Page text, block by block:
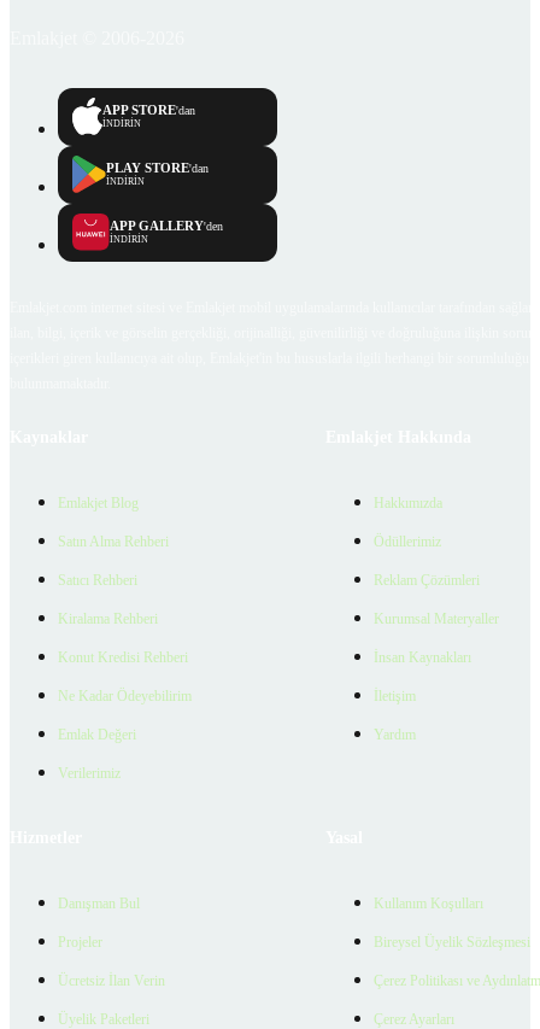
APP STORE'dan
İNDİRİN
PLAY STORE'dan
İNDİRİN
APP GALLERY'den
İNDİRİN
Emlakjet Blog
Satın Alma Rehberi
Satıcı Rehberi
Kiralama Rehberi
Konut Kredisi Rehberi
Ne Kadar Ödeyebilirim
Emlak Değeri
Verilerimiz
Hakkımızda
Ödüllerimiz
Reklam Çözümleri
Kurumsal Materyaller
İnsan Kaynakları
İletişim
Yardım
Danışman Bul
Projeler
Ücretsiz İlan Verin
Üyelik Paketleri
Kullanım Koşulları
Bireysel Üyelik Sözleşmesi
Çerez Politikası ve
Çerez Ayarları